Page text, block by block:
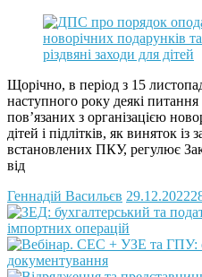
Щорічно, в період з 15
наступного року деякі питання
пов’язаних з організацією
дітей і підлітків, як виняток
встановлених ПКУ, регулює
від
Геннадій Васильєв 29.12.2022